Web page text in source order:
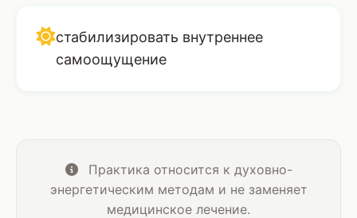
стабилизировать внутреннее
самоощущение
Практика относится к духовно-
энергетическим методам и не заменяет
медицинское лечение.